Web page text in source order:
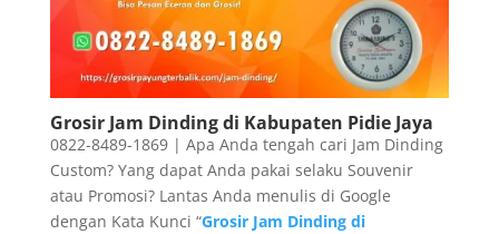
Grosir Jam Dinding di Kabupaten Pidie Jaya
0822-8489-1869 | Apa Anda tengah cari Jam Dinding
Custom? Yang dapat Anda pakai selaku Souvenir
atau Promosi? Lantas Anda menulis di Google
dengan Kata Kunci “Grosir Jam Dinding di